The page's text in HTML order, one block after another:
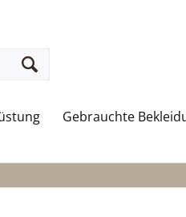
Gebrauchte